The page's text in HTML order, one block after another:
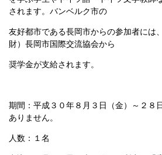
されます。バンベルク市の
友好都市である長岡市からの参加者には
財）長岡市国際交流協会から
奨学金が支給されます。
期間：平成３０年８月３日（金）～２８
ありません。
人数：１名